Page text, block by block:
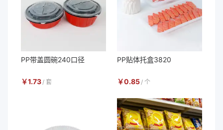
PP带盖圆碗240口径
￥1.73 / 套
PP贴体托盒3820
￥0.85 / 个